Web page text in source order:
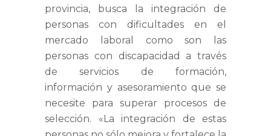
provincia, busca la integración de
personas con dificultades en el
mercado laboral como son las
personas con discapacidad a través
de servicios de formación,
información y asesoramiento que se
necesite para superar procesos de
selección. «La integración de estas